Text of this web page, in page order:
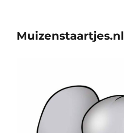
Muizenstaartjes.nl